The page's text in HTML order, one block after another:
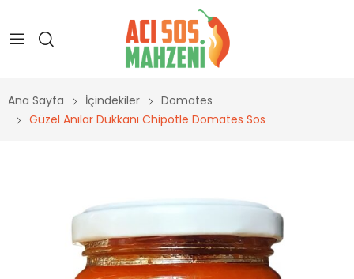
Ana Sayfa İçindekiler
Domates
Güzel Anılar Dükkanı Chipotle Domates Sos